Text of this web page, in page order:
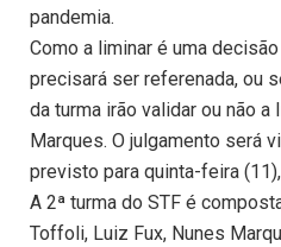
pandemia.
Como a liminar é uma
precisará ser referenada, ou
da turma irão validar ou não
Marques. O julgamento será
previsto para quinta-feira
A 2ª turma do STF é
Toffoli, Luiz Fux, Nunes